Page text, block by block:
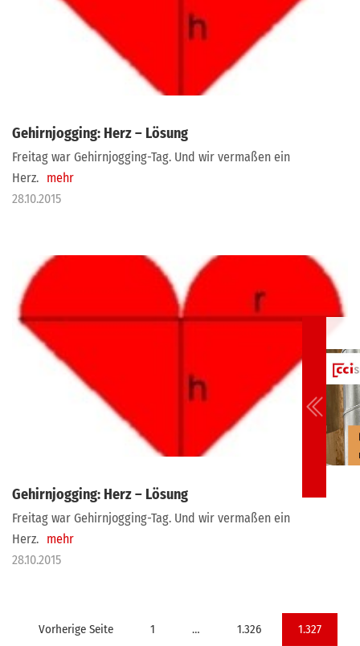
Gehirnjogging: Herz – Lösung
Freitag war Gehirnjogging-Tag. Und wir vermaßen ein
Herz. mehr
28.10.2015
Gehirnjogging: Herz – Lösung
Freitag war Gehirnjogging-Tag. Und wir vermaßen ein
Herz. mehr
28.10.2015
Seitennummerierung
Vorherige Seite 1 … 1.326 1.327